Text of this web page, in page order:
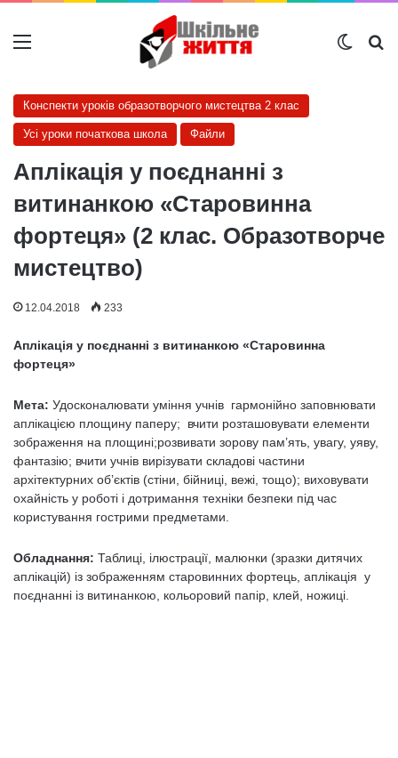
Меню
Конспекти уроків образотворчого мистецтва 2 клас
Усі уроки початкова школа Файли
Аплікація у поєднанні з
витинанкою «Старовинна
фортеця» (2 клас. Образотворче
мистецтво)
12.04.2018 233
Аплікація у поєднанні з витинанкою «Старовинна
фортеця»
Мета: Удосконалювати уміння учнів гармонійно заповнювати
аплікацією площину паперу; вчити розташовувати елементи
зображення на площині;розвивати зорову пам’ять, увагу, уяву,
фантазію; вчити учнів вирізувати складові частини
архітектурних об’єктів (стіни, бійниці, вежі, тощо); виховувати
охайність у роботі і дотримання техніки безпеки під час
користування гострими предметами.
Обладнання: Таблиці, ілюстрації, малюнки (зразки дитячих
аплікацій) із зображенням старовинних фортець, аплікація у
поєднанні із витинанкою, кольоровий папір, клей, ножиці.